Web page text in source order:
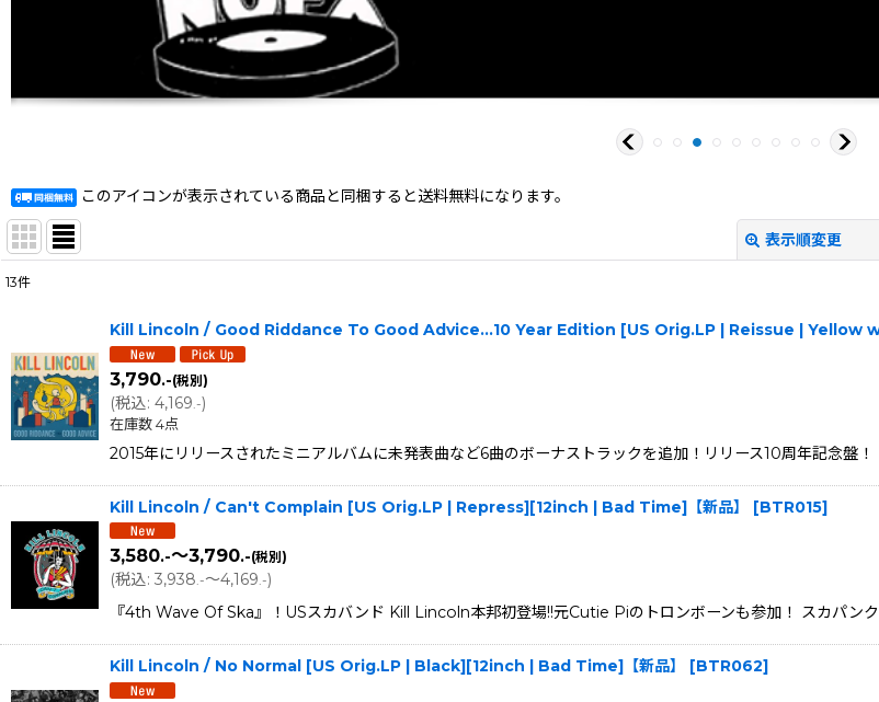
このアイコンが表示されている商品と同梱すると送料無料になります。
表示順変更
在庫あり
並び順:
絞り込む
13件
Kill Lincoln / Good Riddance To Good Advice...10 Year Edition [US Orig.LP | Reissue | Yellow
3,790.-(税別)
(税込: 4,169 .-)
在庫数 4点
2015年にリリースされたミニアルバムに未発表曲など6曲のボーナストラックを追加！リリース10周年記念
Kill Lincoln / Can't Complain [US Orig.LP | Repress][12inch | Bad Time]【新品】 [BTR015]
3,580.-～3,790.-(税別)
(税込: 3,938.-～4,169.-)
『4th Wave Of Ska』！USスカバンド Kill Lincoln本邦初登場!!元Cutie Piのトロンボーンも参加！ スカパン
Kill Lincoln / No Normal [US Orig.LP | Black][12inch | Bad Time]【新品】 [BTR062]